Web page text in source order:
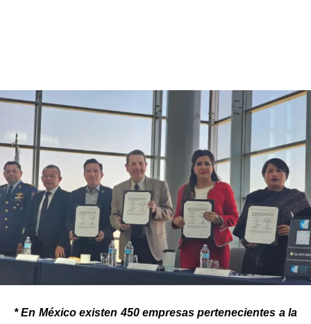
* En México existen 450 empresas pertenecientes a la